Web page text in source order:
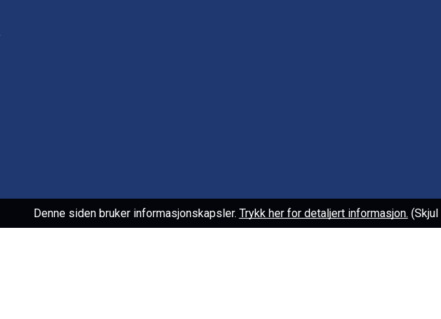
Denne siden bruker informasjonskapsler. Trykk her for detaljert informasjon.